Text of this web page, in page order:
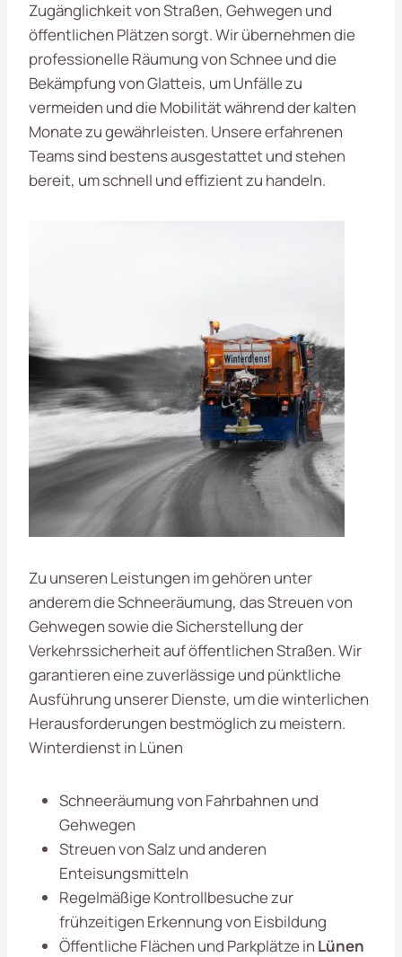
Zugänglichkeit von Straßen, Gehwegen und
öffentlichen Plätzen sorgt. Wir übernehmen die
professionelle Räumung von Schnee und die
Bekämpfung von Glatteis, um Unfälle zu
vermeiden und die Mobilität während der kalten
Monate zu gewährleisten. Unsere erfahrenen
Teams sind bestens ausgestattet und stehen
bereit, um schnell und effizient zu handeln.
Zu unseren Leistungen im gehören unter
anderem die Schneeräumung, das Streuen von
Gehwegen sowie die Sicherstellung der
Verkehrssicherheit auf öffentlichen Straßen. Wir
garantieren eine zuverlässige und pünktliche
Ausführung unserer Dienste, um die winterlichen
Herausforderungen bestmöglich zu meistern.
Winterdienst in Lünen
Schneeräumung von Fahrbahnen und
Gehwegen
Streuen von Salz und anderen
Enteisungsmitteln
Regelmäßige Kontrollbesuche zur
frühzeitigen Erkennung von Eisbildung
Öffentliche Flächen und Parkplätze in Lünen